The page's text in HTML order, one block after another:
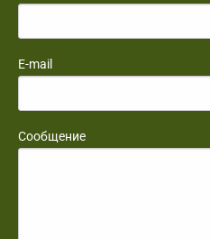
E-mail
Сообщение